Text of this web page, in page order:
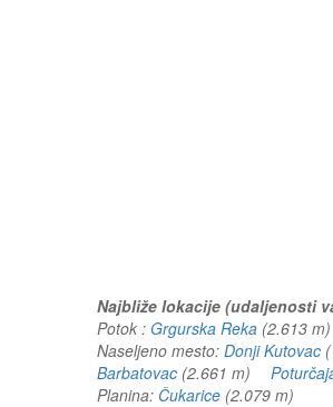
Najbliže lokacije (udaljenosti
Potok : Grgurska Reka (2.613
Naseljeno mesto: Donji Kutovac
Barbatovac (2.661 m)
Planina: Čukarice (2.079 m)